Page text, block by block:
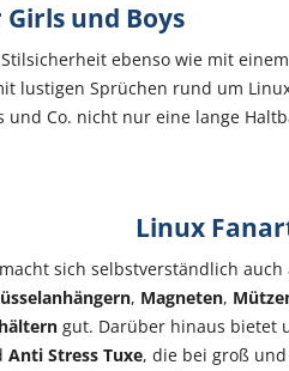
und Boys
ebenso wie mit
lustigen Sprüchen rund um
und Co. nicht nur eine lange
Linux
sich selbstverständlich
, Magneten,
gut. Darüber hinaus bietet
Anti Stress Tuxe, die bei groß